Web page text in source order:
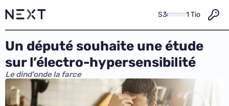
S3 1 Tio
Un député souhaite une étude
sur l’électro-hypersensibilité
Le dind'onde la farce